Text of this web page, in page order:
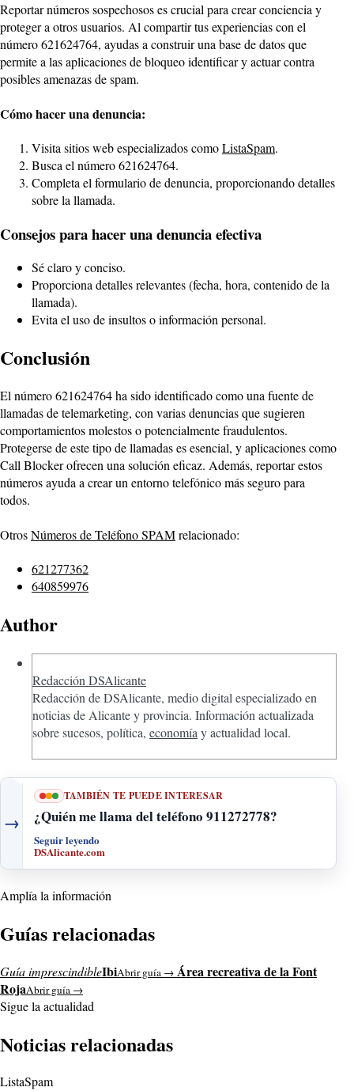
Reportar números sospechosos es crucial para crear conciencia y
proteger a otros usuarios. Al compartir tus experiencias con el
número 621624764, ayudas a construir una base de datos que
permite a las aplicaciones de bloqueo identificar y actuar contra
posibles amenazas de spam.
Cómo hacer una denuncia:
Visita sitios web especializados comoListaSpam.
Busca el número 621624764.
Completa el formulario de denuncia, proporcionando detalles
sobre la llamada.
Consejos para hacer una denuncia efectiva
Sé claro y conciso.
Proporciona detalles relevantes (fecha, hora, contenido de la
llamada).
Evita el uso de insultos o información personal.
Conclusión
El número 621624764 ha sido identificado como una fuente de
llamadas de telemarketing, con varias denuncias que sugieren
comportamientos molestos o potencialmente fraudulentos.
Protegerse de este tipo de llamadas es esencial, y aplicaciones como
Call Blocker ofrecen una solución eficaz. Además, reportar estos
números ayuda a crear un entorno telefónico más seguro para
todos.
OtrosNúmeros de Teléfono SPAMrelacionado:
621277362
640859976
Author
Redacción DSAlicante
Redacción de DSAlicante, medio digital especializado en
noticias de Alicante y provincia. Información actualizada
sobre sucesos, política, economíay actualidad local.
→
TAMBIÉN TE PUEDE INTERESAR
¿Quién me llama del teléfono 911272778?
Seguir leyendo
DSAlicante.com
Amplía la información
Guías relacionadas
Guía imprescindibleIbiAbrir guía → Área recreativa de la Font
RojaAbrir guía →
Sigue la actualidad
Noticias relacionadas
ListaSpam